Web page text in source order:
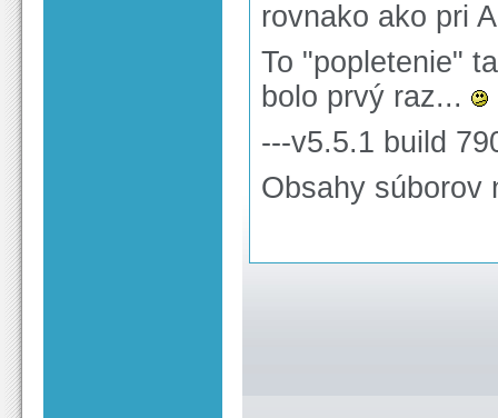
rovnako ako pri
To "popletenie"
bolo prvý raz...
---v5.5.1 build
Obsahy súborov